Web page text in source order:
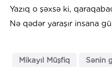
Yazıq o şəхsə ki,
Nə qədər yaraşır insana
Mikayıl Müşfiq Sənin